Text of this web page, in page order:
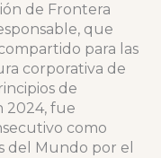
de Frontera
que
para las
corporativa de
de
2024, fue
como
del Mundo por el